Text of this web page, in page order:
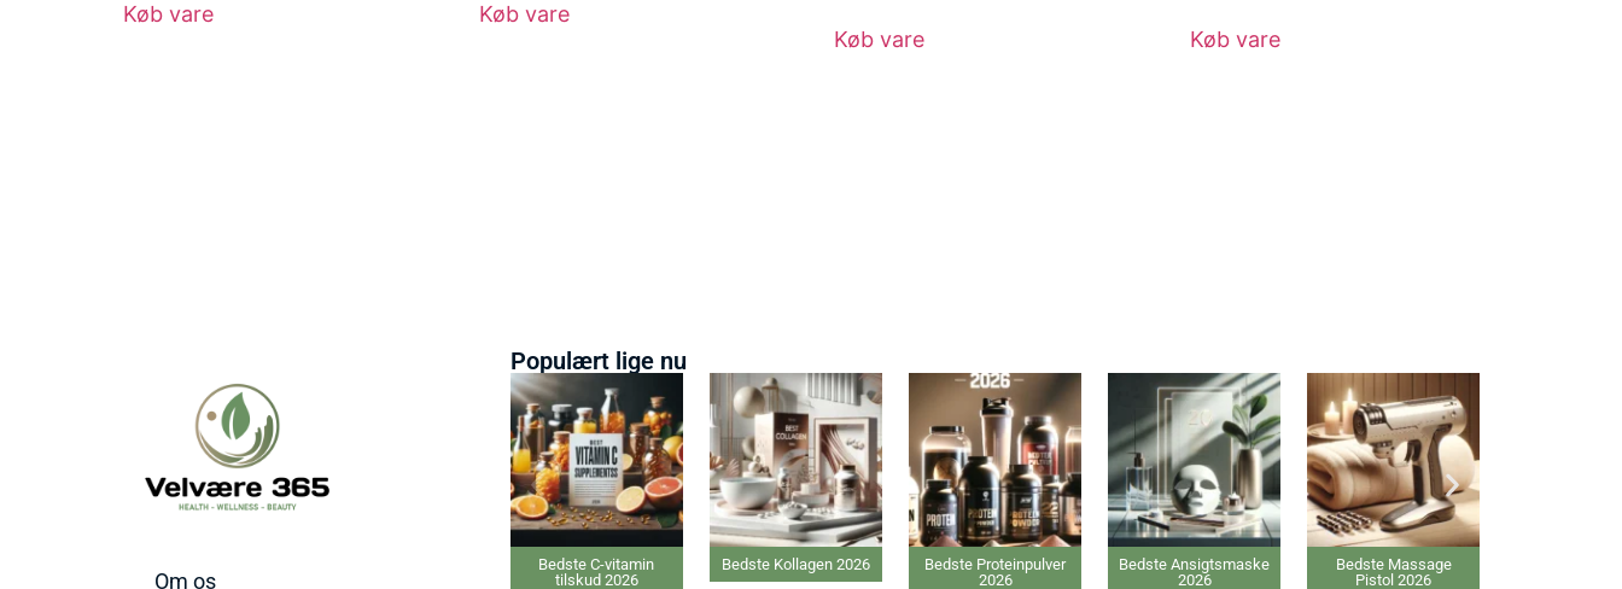
Køb vare Køb vare
Køb vare Køb vare
Om os
Populært lige nu
Bedste C-vitamin
tilskud 2026
Bedste Kollagen 2026
Bedste Proteinpulver
Bedste Ansigtsmaske
Bedste Massage
Pistol 2026
Bedste IPL hårfjernere